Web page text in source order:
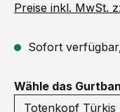
Preise inkl. MwSt.
Sofort
Wähle das